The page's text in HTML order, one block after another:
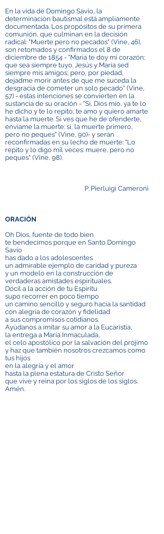
En la vida de Domingo Savio, la
determinación bautismal está ampliamente
documentada. Los propósitos de su primera
comunión, que culminan en la decisión
radical: "Muerte pero no pecados" (Vine, 46),
son retomados y confirmados el 8 de
diciembre de 1854 - "María te doy mi corazón;
que sea siempre tuyo. Jesús y María sed
siempre mis amigos; pero, por piedad,
dejadme morir antes de que me suceda la
desgracia de cometer un solo pecado" (Vine,
57) - estas intenciones se convierten en la
sustancia de su oración - "Sí, Dios mío, ya te lo
he dicho y te lo repito, te amo y quiero amarte
hasta la muerte. Si ves que he de ofenderte,
envíame la muerte: sí, la muerte primero,
pero no peques" (Vine, 90)- y serán
reconfirmadas en su lecho de muerte: "Lo
repito y lo digo mil veces: muere, pero no
peques" (Vine, 98).
P. Pierluigi Cameroni
ORACIÓN
Oh Dios, fuente de todo bien
te bendecimos porque en Santo Domingo
Savio
has dado a los adolescentes
un admirable ejemplo de caridad y pureza
y un modelo en la construcción de
verdaderas amistades espirituales.
Dócil a la acción de tu Espíritu
supo recorrer en poco tiempo
un camino sencillo y seguro hacia la santidad
con alegría de corazón y fidelidad
a sus compromisos cotidianos.
Ayúdanos a imitar su amor a la Eucaristía,
la entrega a María Inmaculada,
el celo apostólico por la salvación del prójimo
y haz que también nosotros crezcamos como
tus hijos
en la alegría y el amor
hasta la plena estatura de Cristo Señor
que vive y reina por los siglos de los siglos.
Amén.